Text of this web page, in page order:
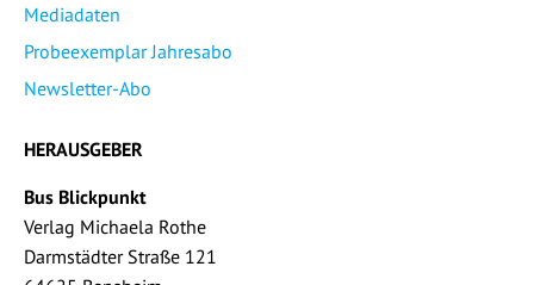
Mediadaten
Probeexemplar Jahresabo
Newsletter-Abo
HERAUSGEBER
Bus Blickpunkt
Verlag Michaela Rothe
Darmstädter Straße 121